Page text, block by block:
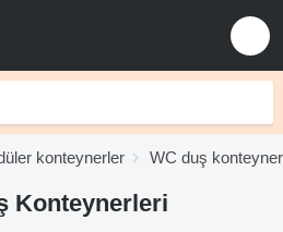
konteynerler WC duş
Konteynerleri